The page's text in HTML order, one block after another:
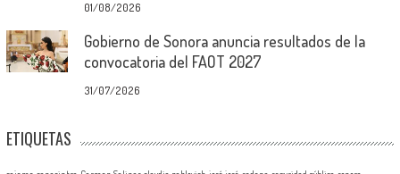
01/08/2026
Gobierno de Sonora anuncia resultados de la
convocatoria del FAOT 2027
31/07/2026
ETIQUETAS